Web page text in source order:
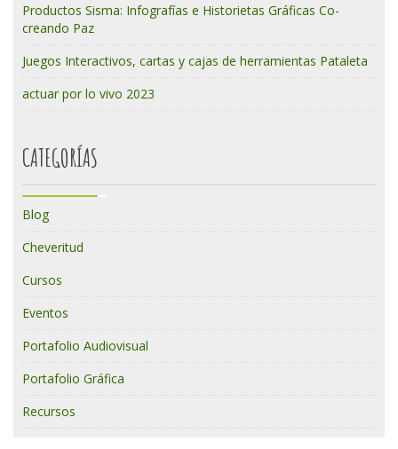
Productos Sisma: Infografías e Historietas Gráficas Co-
creando Paz
Juegos Interactivos, cartas y cajas de herramientas Pataleta
actuar por lo vivo 2023
CATEGORÍAS
Blog
Cheveritud
Cursos
Eventos
Portafolio Audiovisual
Portafolio Gráfica
Recursos